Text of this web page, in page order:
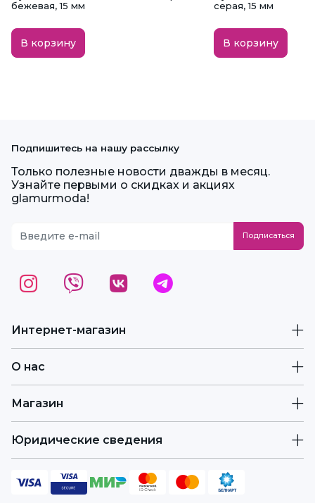
бежевая, 15 мм
В корзину
серая, 15 мм
В корзину
Интернет-магазин
О нас
Магазин
Юридические сведения
Подпишитесь на нашу рассылку
Только полезные новости дважды в месяц.
Узнайте первыми о скидках и акциях
glamurmoda!